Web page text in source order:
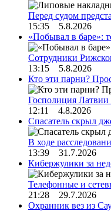
Перед судом
15:35 5.8.2026
«Побывал в баре»:
Сотрудники
13:15 5.8.2026
Кто эти парни?
Госполиция Латвии
12:11 4.8.2026
Спасатель скрыл
В ходе
13:39 31.7.2026
Кибержулики за
Телефонные и
21:28 29.7.2026
Охранник вез из